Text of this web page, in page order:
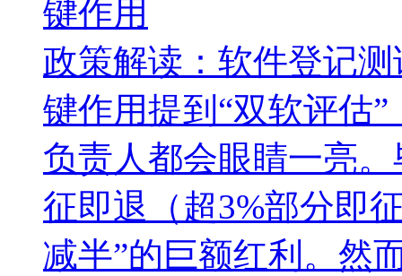
键作用
政策解读：软件登记
键作用提到“双软评估
负责人都会眼睛一亮
征即退（超3%部分即
减半”的巨额红利。然